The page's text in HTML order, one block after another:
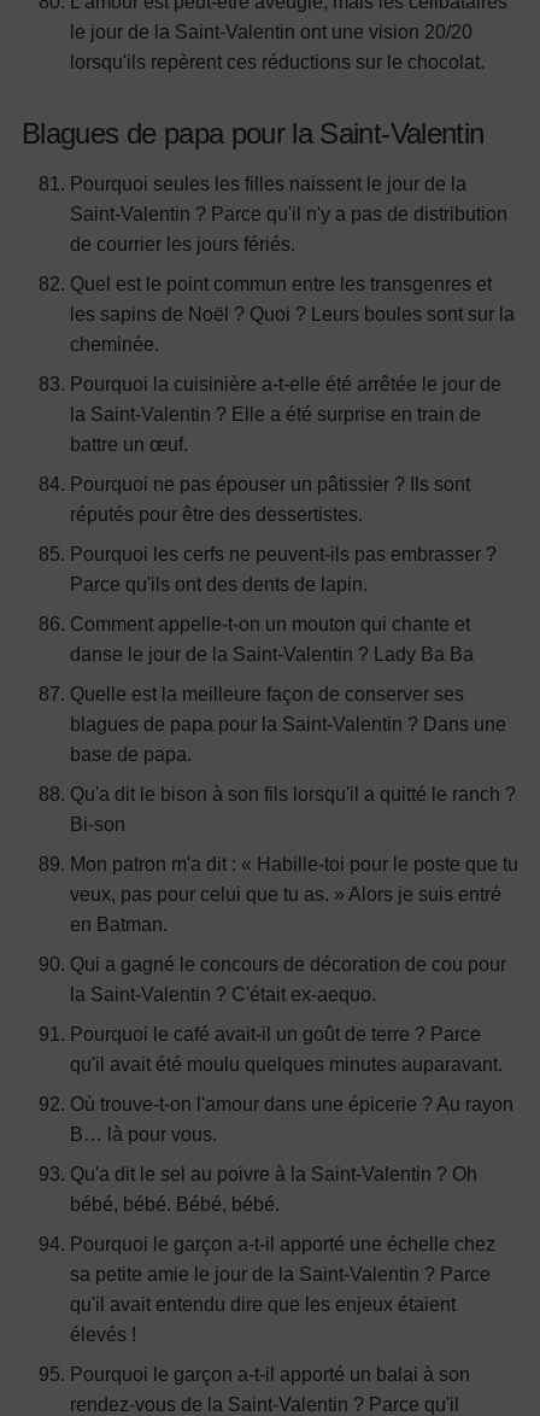
le jour de la Saint-Valentin ont une vision 20/20
lorsqu'ils repèrent ces réductions sur le chocolat.
Blagues de papa pour la Saint-Valentin
Pourquoi seules les filles naissent le jour de la
Saint-Valentin ? Parce qu'il n'y a pas de distribution
de courrier les jours fériés.
Quel est le point commun entre les transgenres et
les sapins de Noël ? Quoi ? Leurs boules sont sur la
cheminée.
Pourquoi la cuisinière a-t-elle été arrêtée le jour de
la Saint-Valentin ? Elle a été surprise en train de
battre un œuf.
Pourquoi ne pas épouser un pâtissier ? Ils sont
réputés pour être des dessertistes.
Pourquoi les cerfs ne peuvent-ils pas embrasser ?
Parce qu'ils ont des dents de lapin.
Comment appelle-t-on un mouton qui chante et
danse le jour de la Saint-Valentin ? Lady Ba Ba
Quelle est la meilleure façon de conserver ses
blagues de papa pour la Saint-Valentin ? Dans une
base de papa.
Qu'a dit le bison à son fils lorsqu'il a quitté le ranch ?
Bi-son
Mon patron m'a dit : « Habille-toi pour le poste que tu
veux, pas pour celui que tu as. » Alors je suis entré
en Batman.
Qui a gagné le concours de décoration de cou pour
la Saint-Valentin ? C'était ex-aequo.
Pourquoi le café avait-il un goût de terre ? Parce
qu'il avait été moulu quelques minutes auparavant.
Où trouve-t-on l'amour dans une épicerie ? Au rayon
B… là pour vous.
Qu'a dit le sel au poivre à la Saint-Valentin ? Oh
bébé, bébé. Bébé, bébé.
Pourquoi le garçon a-t-il apporté une échelle chez
sa petite amie le jour de la Saint-Valentin ? Parce
qu'il avait entendu dire que les enjeux étaient
élevés !
Pourquoi le garçon a-t-il apporté un balai à son
rendez-vous de la Saint-Valentin ? Parce qu'il